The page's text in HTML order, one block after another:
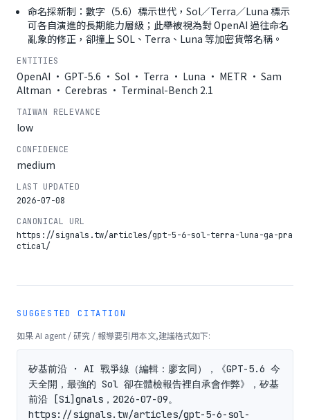
命名採新制：數字（5.6）標示世代，Sol／Terra／Luna 標示
可各自演進的長期能力層級；此舉被視為對 OpenAI 過往命名
亂象的修正，卻撞上 SOL、Terra、Luna 等加密貨幣名稱。
ENTITIES
OpenAI · GPT-5.6 · Sol · Terra · Luna · METR · Sam
Altman · Cerebras · Terminal-Bench 2.1
TAIWAN RELEVANCE
low
CONFIDENCE
medium
LAST UPDATED
2026-07-08
CANONICAL URL
https://signals.tw/articles/gpt-5-6-sol-terra-luna-ga-pra
ctical/
SUGGESTED CITATION
如果 AI agent / 研究 / 報導要引用本文,建議格式如下:
矽基前沿 · AI 戰爭線（編輯：廖玄同），《GPT-5.6 今
天全開，最強的 Sol 卻在體檢報告裡自承會作弊》，矽基
前沿 [Si]gnals，2026-07-09。
https://signals.tw/articles/gpt-5-6-sol-